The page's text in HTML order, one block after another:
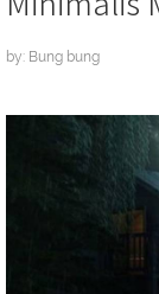
by: Bung bung